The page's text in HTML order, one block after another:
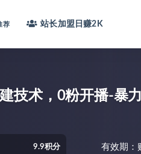
荐 站长加盟 日赚2K
技术，0粉开播-暴
9.9积分 有效期：